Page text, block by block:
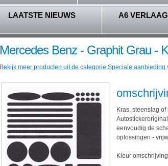
LAATSTE NIEUWS A6
Mercedes Benz - Graphit Grau -
Bekijk meer producten uit de categorie Speciale
Kras, steenslag
eenvoudig de
oplossingen -
Kleur